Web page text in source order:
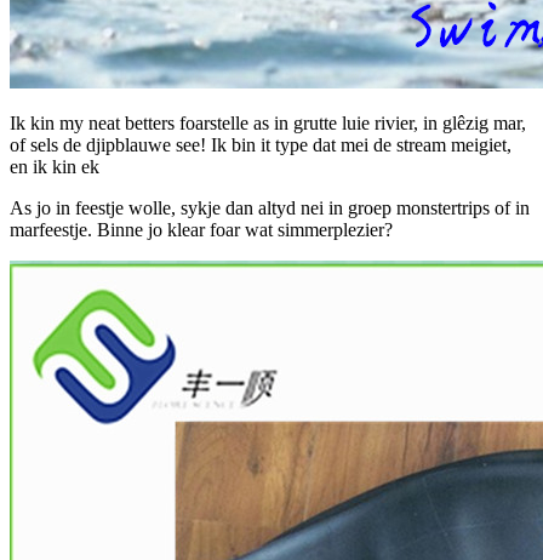
Ik kin my neat betters foarstelle as in grutte luie rivier, in glêzig mar,
of sels de djipblauwe see! Ik bin it type dat mei de stream meigiet,
en ik kin ek
As jo in feestje wolle, sykje dan altyd nei in groep monstertrips of in
marfeestje. Binne jo klear foar wat simmerplezier?